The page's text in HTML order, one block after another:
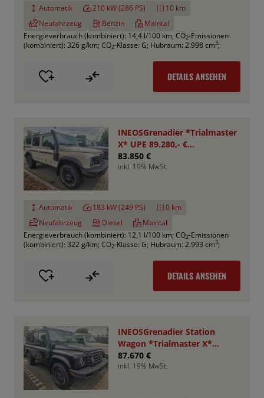
Automatik 210 kW (286 PS)
10 km
Neufahrzeug
Benzin
Maintal
Energieverbrauch (kombiniert): 14,4 l/100 km; CO2-Emissionen
(kombiniert): 326 g/km; CO2-Klasse: G; Hubraum: 2.998 cm3;
DETAILS ANSEHEN
INEOSGrenadier *Trialmaster
X* UPE 89.280,- €
*Aktionspreis*
83.850 €
inkl. 19% MwSt.
Automatik 183 kW (249 PS)
0 km
Neufahrzeug
Diesel
Maintal
Energieverbrauch (kombiniert): 12,1 l/100 km; CO2-Emissionen
(kombiniert): 322 g/km; CO2-Klasse: G; Hubraum: 2.993 cm3;
DETAILS ANSEHEN
INEOSGrenadier Station
Wagon *Trialmaster X*
VA+HA Sperren
87.670 €
inkl. 19% MwSt.